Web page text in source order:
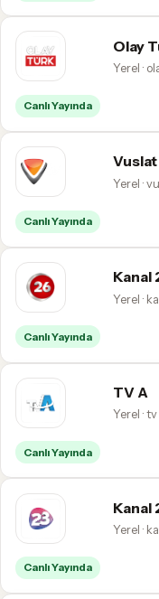
Olay
Yerel ·
Canlı Yayında
Yerel ·
Canlı Yayında
Kanal
Yerel ·
Canlı Yayında
TV A
Yerel ·
Canlı Yayında
Kanal
Yerel ·
Canlı Yayında